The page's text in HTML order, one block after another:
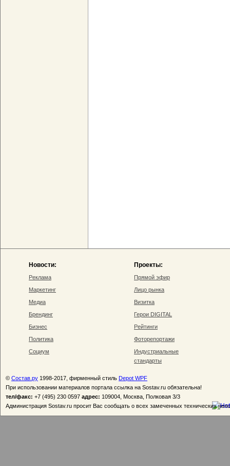
Новости:
Реклама
Маркетинг
Медиа
Брендинг
Бизнес
Политика
Социум
Проекты:
Прямой эфир
Лицо рынка
Визитка
Герои DIGITAL
Рейтинги
Фоторепортажи
Индустриальные
стандарты
© Состав.ру 1998-2017, фирменный стиль Depot WPF
При использовании материалов портала ссылка на Sostav.ru обязательна!
тел/факс: +7 (495) 230 0597 адрес: 109004, Москва, Полковая 3/3
Администрация Sostav.ru просит Вас сообщать о всех замеченных технических